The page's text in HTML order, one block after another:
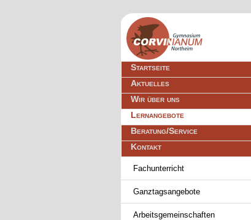
Navigation
überspringen
Startseite
Aktuelles
Wir über uns
Lernangebote
Beratung/Service
Kontakt
überspringen
Fachunterricht
Ganztagsangebote
Arbeitsgemeinschaften